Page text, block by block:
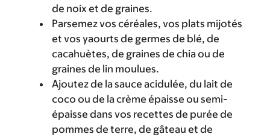
de noix et de graines.
Parsemez vos céréales, vos plats mijotés
et vos yaourts de germes de blé, de
cacahuètes, de graines de chia ou de
graines de lin moulues.
Ajoutez de la sauce acidulée, du lait de
coco ou de la crème épaisse ou semi-
épaisse dans vos recettes de purée de
pommes de terre, de gâteau et de